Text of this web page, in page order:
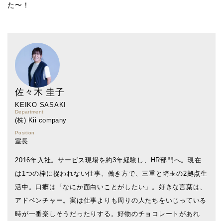
た〜！
佐々木 圭子
KEIKO SASAKI
Department
(株) Kii company
Position
室長
2016年入社。サービス現場を約3年経験し、HR部門へ。現在
は1つの枠に捉われない仕事、働き方で、三重と埼玉の2拠点生
活中。口癖は「なにか面白いことがしたい」。好きな言葉は、
アドベンチャー。実は仕事よりも周りの人たちをいじっている
時が一番楽しそうだったりする。好物のチョコレートがあれ